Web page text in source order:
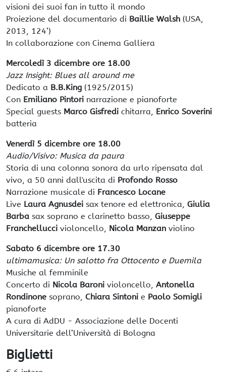
visioni dei suoi fan in tutto il mondo
Proiezione del documentario di Baillie Walsh (USA,
2013, 124’)
In collaborazione con Cinema Galliera
Mercoledì 3 dicembre ore 18.00
Jazz Insight: Blues all around me
Dedicato a B.B.King (1925/2015)
Con Emiliano Pintori narrazione e pianoforte
Special guests Marco Gisfredi chitarra, Enrico Soverini
batteria
Venerdì 5 dicembre ore 18.00
Audio/Visivo: Musica da paura
Storia di una colonna sonora da urlo ripensata dal
vivo, a 50 anni dall'uscita di Profondo Rosso
Narrazione musicale di Francesco Locane
Live Laura Agnusdei sax tenore ed elettronica, Giulia
Barba sax soprano e clarinetto basso, Giuseppe
Franchellucci violoncello, Nicola Manzan violino
Sabato 6 dicembre ore 17.30
ultimamusica: Un salotto fra Ottocento e Duemila
Musiche al femminile
Concerto di Nicola Baroni violoncello, Antonella
Rondinone soprano, Chiara Sintoni e Paolo Somigli
pianoforte
A cura di AdDU - Associazione delle Docenti
Universitarie dell’Università di Bologna
Biglietti